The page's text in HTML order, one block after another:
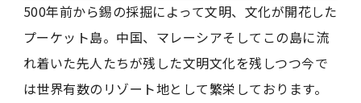
500年前から錫の採掘によって文明、文化が開花した
プーケット島。中国、マレーシアそしてこの島に流
れ着いた先人たちが残した文明文化を残しつつ今で
は世界有数のリゾート地として繁栄しております。